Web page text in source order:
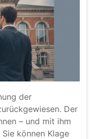
der
Der
– und mit ihm
können Klage